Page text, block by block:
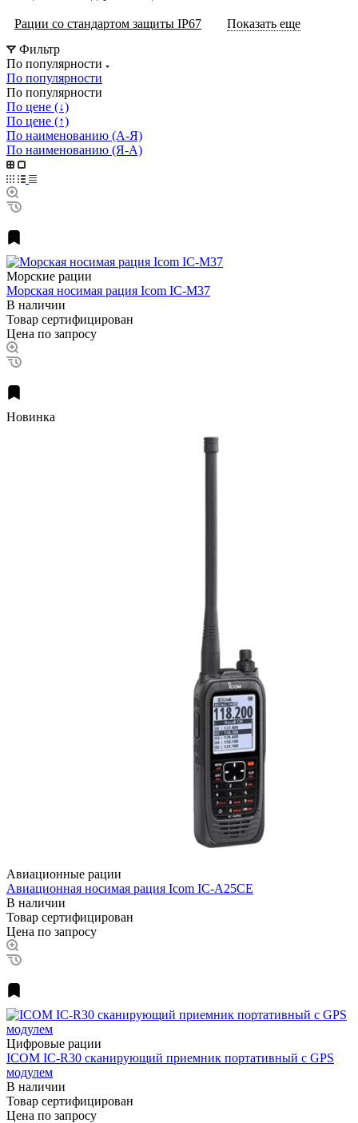
Рации со стандартом защиты IP67
Показать еще
Фильтр
По популярности
По популярности
По популярности
По цене (↓)
По цене (↑)
По наименованию (А-Я)
По наименованию (Я-А)
Морские рации
Морская носимая рация Icom IC-M37
В наличии
Товар сертифицирован
Цена по запросу
Новинка
Авиационные рации
Авиационная носимая рация Icom IC-A25CE
В наличии
Товар сертифицирован
Цена по запросу
Цифровые рации
ICOM IC-R30 сканирующий приемник портативный c GPS
модулем
В наличии
Товар сертифицирован
Цена по запросу